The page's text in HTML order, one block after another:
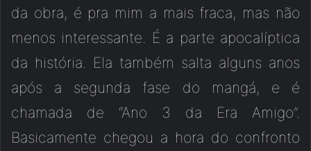
da obra, é pra mim a mais fraca, mas não
menos interessante. É a parte apocalíptica
da história. Ela também salta alguns anos
após a segunda fase do mangá, e é
chamada de “Ano 3 da Era Amigo”.
Basicamente chegou a hora do confronto